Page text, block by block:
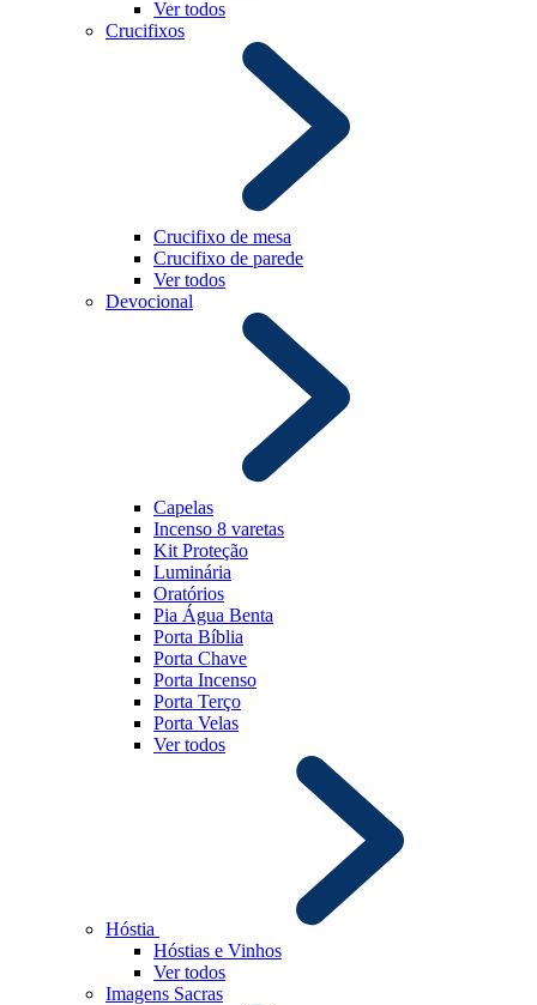
Ver todos
Crucifixos
Crucifixo de mesa
Crucifixo de parede
Ver todos
Devocional
Capelas
Incenso 8 varetas
Kit Proteção
Luminária
Oratórios
Pia Água Benta
Porta Bíblia
Porta Chave
Porta Incenso
Porta Terço
Porta Velas
Ver todos
Hóstia
Hóstias e Vinhos
Ver todos
Imagens Sacras